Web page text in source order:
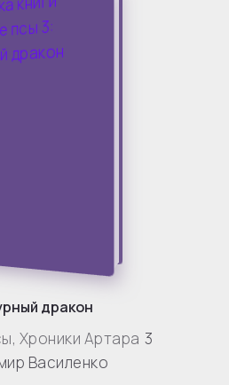
дракон
, Хроники Артара 3
Василенко